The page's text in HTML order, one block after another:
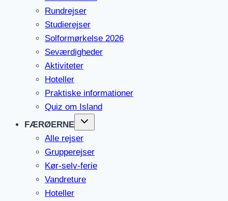
Rundrejser
Studierejser
Solformørkelse 2026
Seværdigheder
Aktiviteter
Hoteller
Praktiske informationer
Quiz om Island
FÆRØERNE
Alle rejser
Grupperejser
Kør-selv-ferie
Vandreture
Hoteller